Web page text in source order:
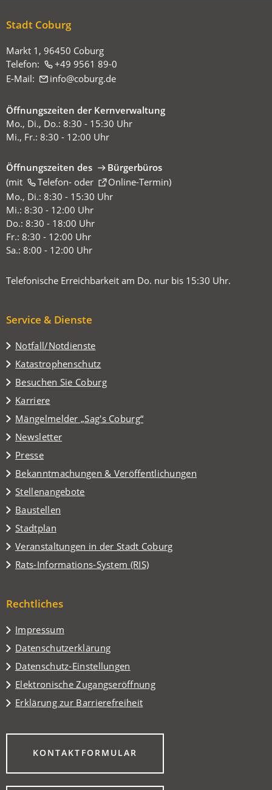
hier:
Stadt Coburg
Markt 1, 96450 Coburg
Telefon:
+49 9561 89-0
E-Mail:
info coburg de
Öffnungszeiten der Kernverwaltung
Mo., Di., Do.: 8:30 - 15:30 Uhr
Mi., Fr.: 8:30 - 12:00 Uhr
Öffnungszeiten des
Bürgerbüros
(mit
Telefon-oder Online-Termin
(Öffnet
in
einem
neuen
Tab)
)
Mo., Di.: 8:30 - 15:30 Uhr
Mi.: 8:30 - 12:00 Uhr
Do.: 8:30 - 18:00 Uhr
Fr.: 8:30 - 12:00 Uhr
Sa.: 8:00 - 12:00 Uhr
Telefonische Erreichbarkeit am Do. nur bis 15:30 Uhr.
Service & Dienste
Notfall/Notdienste
Katastrophenschutz
Besuchen Sie Coburg
(Öffnet
in
einem
neuen
Tab)
Karriere
Mängelmelder „Sag's Coburg“
(Öffnet
in
einem
neuen
Tab)
Newsletter
Presse
Bekanntmachungen & Veröffentlichungen
Stellenangebote
Baustellen
Stadtplan
(Öffnet
in
einem
neuen
Veranstaltungen in der Stadt Coburg
(Öffnet
in
einem
Tab)
Rats-Informations-System (RIS)
(Öffnet
neuen
Rechtliches
Impressum
Datenschutzerklärung
Datenschutz-Einstellungen
Elektronische Zugangseröffnung
Erklärung zur Barrierefreiheit
KONTAKTFORMULAR
(ÖFFNET
EINEM